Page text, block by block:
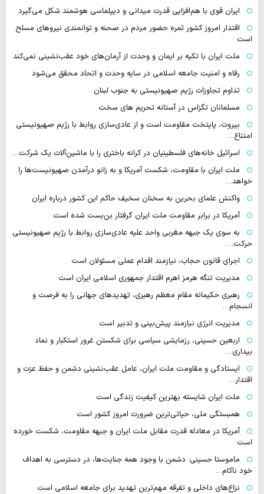
ایران قوی با هم‌افزایی قدرت میدانی و دیپلماسی هوشمند شکل می‌گیرد
اقتدار امروز کشور ثمره حضور مردم در صحنه و توانمندی نیروهای مسلح
است
ملت ایران با تکیه بر ایمان و وحدت از آرمان‌های خود عقب‌نشینی نمی‌کند
رفاه و امنیت جامعه اسلامی در سایه وحدت و اتحاد محقق می‌شود
تداوم تجاوزات رژیم صهیونیستی به جنوب لبنان
مسلمانان تگزاس در آستانه تحریم های سخت
بیروت، پایتخت مقاومت است و از عادی‌سازی روابط با رژیم صهیونیستی
امتناع…
اسرائیل خانه‌های فلسطینیان در کرانه باختری را با ماشین‌آلات یک شرکت…
ملت ایران با مقاومت، شکست آمریکا و به زانو درآمدن صهیونیست‌ها را
خواهد…
واکنش علمای بحرین به سخنان سخیف حاکم این کشور درباره ایران
آمریکا در برابر مقاومت ملت ایران گرفتار بن‌بست شده است
به سوی یک جبهه مغربی واحد علیه عادی‌سازی روابط با رژیم صهیونیستی
حرکت…
اجرای قانون حجاب، نیازمند اقدام عملی مسئولان است
مدیریت تنگه هرمز اهرم اقتدار جمهوری اسلامی ایران است
رهبری حکیمانه مقام معظم رهبری، تهدیدهای جهانی را به فرصت و
انسجام…
مدیریت انرژی نیازمند پیش‌بینی و تدبیر است
اربعین حسینی، رزمایشی سیاسی برای شکستن غرور استکبار و نماد
بیداری…
ایستادگی و مقاومت ملت ایران، عامل عقب‌نشینی دشمن و حفظ عزت و
اقتدار…
ملت ایران شایسته بهترین کیفیت زندگی است
همبستگی ملی، حیاتی‌ترین ضرورت امروز کشور است
آمریکا در معادله قدرت مقابل ملت ایران و جبهه مقاومت، شکست خورده
است
ماموستا حسینی: دشمن با وجود همه جنایت‌ها، در دسترسی به اهداف
خود ناکام…
نزاع‌های داخلی و تفرقه مهم‌ترین تهدید برای جامعه اسلامی است